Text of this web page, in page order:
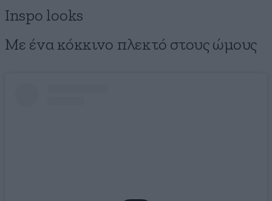
Inspo looks
Με ένα κόκκινο πλεκτό στους ώμους